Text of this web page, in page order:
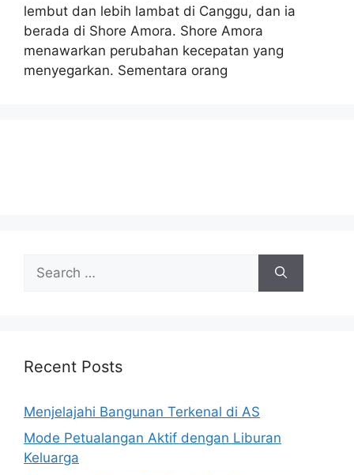
lembut dan lebih lambat di Canggu, dan ia
berada di Shore Amora. Shore Amora
menawarkan perubahan kecepatan yang
menyegarkan. Sementara orang
for:
Recent Posts
Menjelajahi Bangunan Terkenal di AS
Mode Petualangan Aktif dengan Liburan
Keluarga